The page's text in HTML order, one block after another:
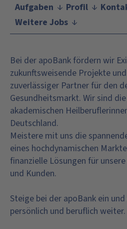
Aufgaben Profil
Weitere Jobs
Bei der apoBank fördern wir
zukunftsweisende Projekte
zuverlässiger Partner für den
Gesundheitsmarkt. Wir sind
akademischen
Deutschland.
Meistere mit uns die
eines hochdynamischen
finanzielle Lösungen für
und Kunden.
Steige bei der apoBank ein
persönlich und beruflich weiter.